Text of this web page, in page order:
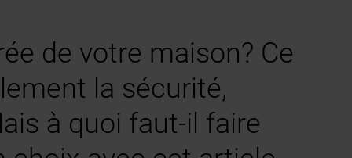
de votre maison? Ce
la sécurité,
à quoi faut-il faire